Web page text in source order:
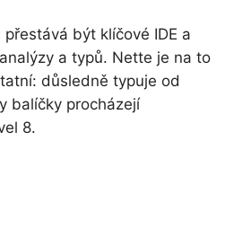
být klíčové IDE a
a typů. Nette je na to
důsledně typuje od
balíčky procházejí
8.